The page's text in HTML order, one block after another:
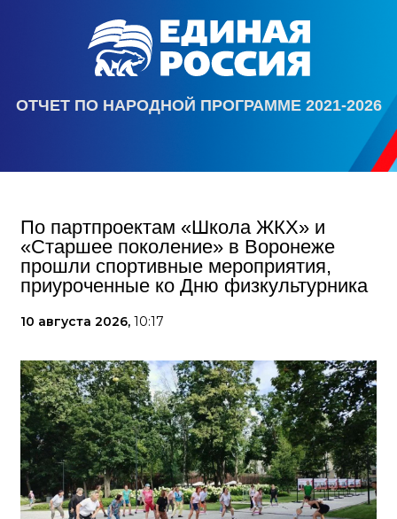
ОТЧЕТ ПО НАРОДНОЙ ПРОГРАММЕ 2021-2026
По партпроектам «Школа ЖКХ» и
«Старшее поколение» в Воронеже
прошли спортивные мероприятия,
приуроченные ко Дню физкультурника
10 августа 2026, 10:17